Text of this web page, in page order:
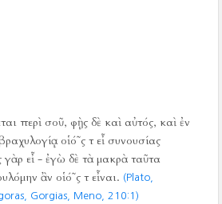
περὶ σοῦ, φῂς δὲ καὶ αὐτός, καὶ ἐν
οἱό῀ς τ εἶ συνουσίας
εἶ - ἐγὼ δὲ τὰ μακρὰ ταῦτα
ἂν οἱό῀ς τ εἶναι. (Plato,
Gorgias, Meno, 210:1)